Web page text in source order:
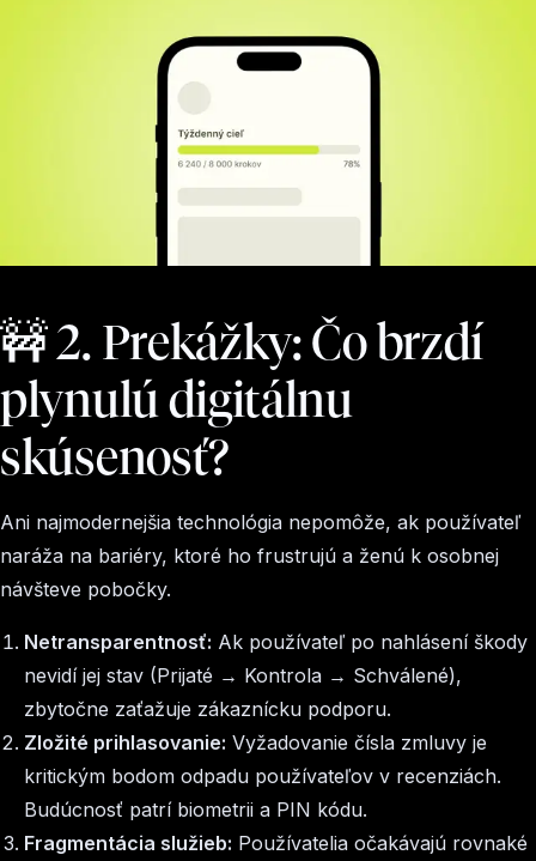
🚧 2. Prekážky: Čo brzdí
plynulú digitálnu
skúsenosť?
Ani najmodernejšia technológia nepomôže, ak používateľ
naráža na bariéry, ktoré ho frustrujú a ženú k osobnej
návšteve pobočky.
Netransparentnosť: Ak používateľ po nahlásení škody
nevidí jej stav (Prijaté → Kontrola → Schválené),
zbytočne zaťažuje zákaznícku podporu.
Zložité prihlasovanie: Vyžadovanie čísla zmluvy je
kritickým bodom odpadu používateľov v recenziách.
Budúcnosť patrí biometrii a PIN kódu.
Fragmentácia služieb: Používatelia očakávajú rovnaké